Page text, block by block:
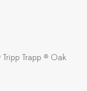
Trapp ® Oak